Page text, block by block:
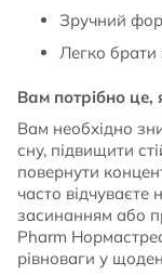
Зручний
Легко
Вам потрібно це,
Вам необхідно
сну, підвищити
повернути
часто відчуваєте
засинанням або
Pharm
рівноваги у